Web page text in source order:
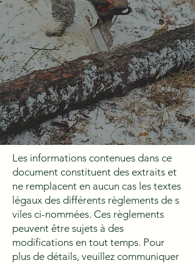
Les informations contenues dans ce
document constituent des extraits et
ne remplacent en aucun cas les textes
légaux des différents règlements de s
viles ci-nommées. Ces règlements
peuvent être sujets à des
modifications en tout temps. Pour
plus de détails, veuillez communiquer